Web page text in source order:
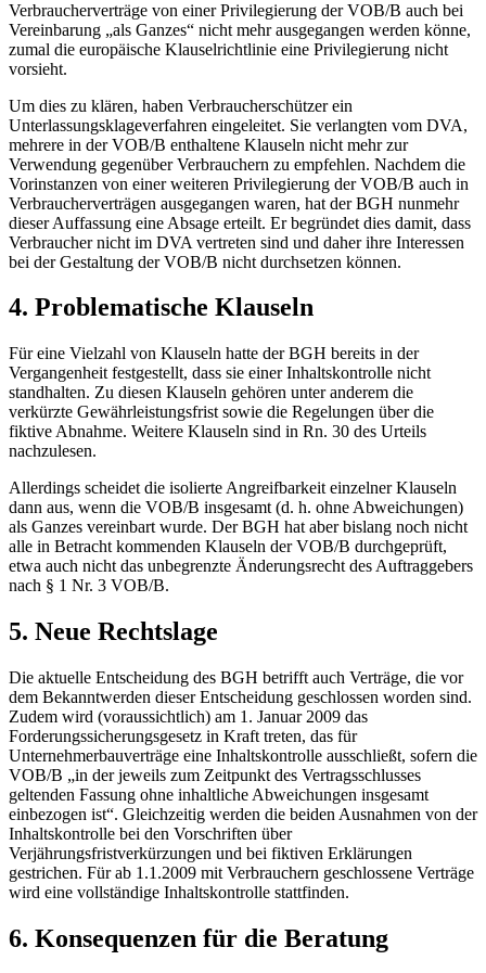
Verbraucherverträge von einer Privilegierung der VOB/B auch bei
Vereinbarung „als Ganzes“ nicht mehr ausgegangen werden könne,
zumal die europäische Klauselrichtlinie eine Privilegierung nicht
vorsieht.
Um dies zu klären, haben Verbraucherschützer ein
Unterlassungsklageverfahren eingeleitet. Sie verlangten vom DVA,
mehrere in der VOB/B enthaltene Klauseln nicht mehr zur
Verwendung gegenüber Verbrauchern zu empfehlen. Nachdem die
Vorinstanzen von einer weiteren Privilegierung der VOB/B auch in
Verbraucherverträgen ausgegangen waren, hat der BGH nunmehr
dieser Auffassung eine Absage erteilt. Er begründet dies damit, dass
Verbraucher nicht im DVA vertreten sind und daher ihre Interessen
bei der Gestaltung der VOB/B nicht durchsetzen können.
4. Problematische Klauseln
Für eine Vielzahl von Klauseln hatte der BGH bereits in der
Vergangenheit festgestellt, dass sie einer Inhaltskontrolle nicht
standhalten. Zu diesen Klauseln gehören unter anderem die
verkürzte Gewährleistungsfrist sowie die Regelungen über die
fiktive Abnahme. Weitere Klauseln sind in Rn. 30 des Urteils
nachzulesen.
Allerdings scheidet die isolierte Angreifbarkeit einzelner Klauseln
dann aus, wenn die VOB/B insgesamt (d. h. ohne Abweichungen)
als Ganzes vereinbart wurde. Der BGH hat aber bislang noch nicht
alle in Betracht kommenden Klauseln der VOB/B durchgeprüft,
etwa auch nicht das unbegrenzte Änderungsrecht des Auftraggebers
nach § 1 Nr. 3 VOB/B.
5. Neue Rechtslage
Die aktuelle Entscheidung des BGH betrifft auch Verträge, die vor
dem Bekanntwerden dieser Entscheidung geschlossen worden sind.
Zudem wird (voraussichtlich) am 1. Januar 2009 das
Forderungssicherungsgesetz in Kraft treten, das für
Unternehmerbauverträge eine Inhaltskontrolle ausschließt, sofern die
VOB/B „in der jeweils zum Zeitpunkt des Vertragsschlusses
geltenden Fassung ohne inhaltliche Abweichungen insgesamt
einbezogen ist“. Gleichzeitig werden die beiden Ausnahmen von der
Inhaltskontrolle bei den Vorschriften über
Verjährungsfristverkürzungen und bei fiktiven Erklärungen
gestrichen. Für ab 1.1.2009 mit Verbrauchern geschlossene Verträge
wird eine vollständige Inhaltskontrolle stattfinden.
6. Konsequenzen für die Beratung